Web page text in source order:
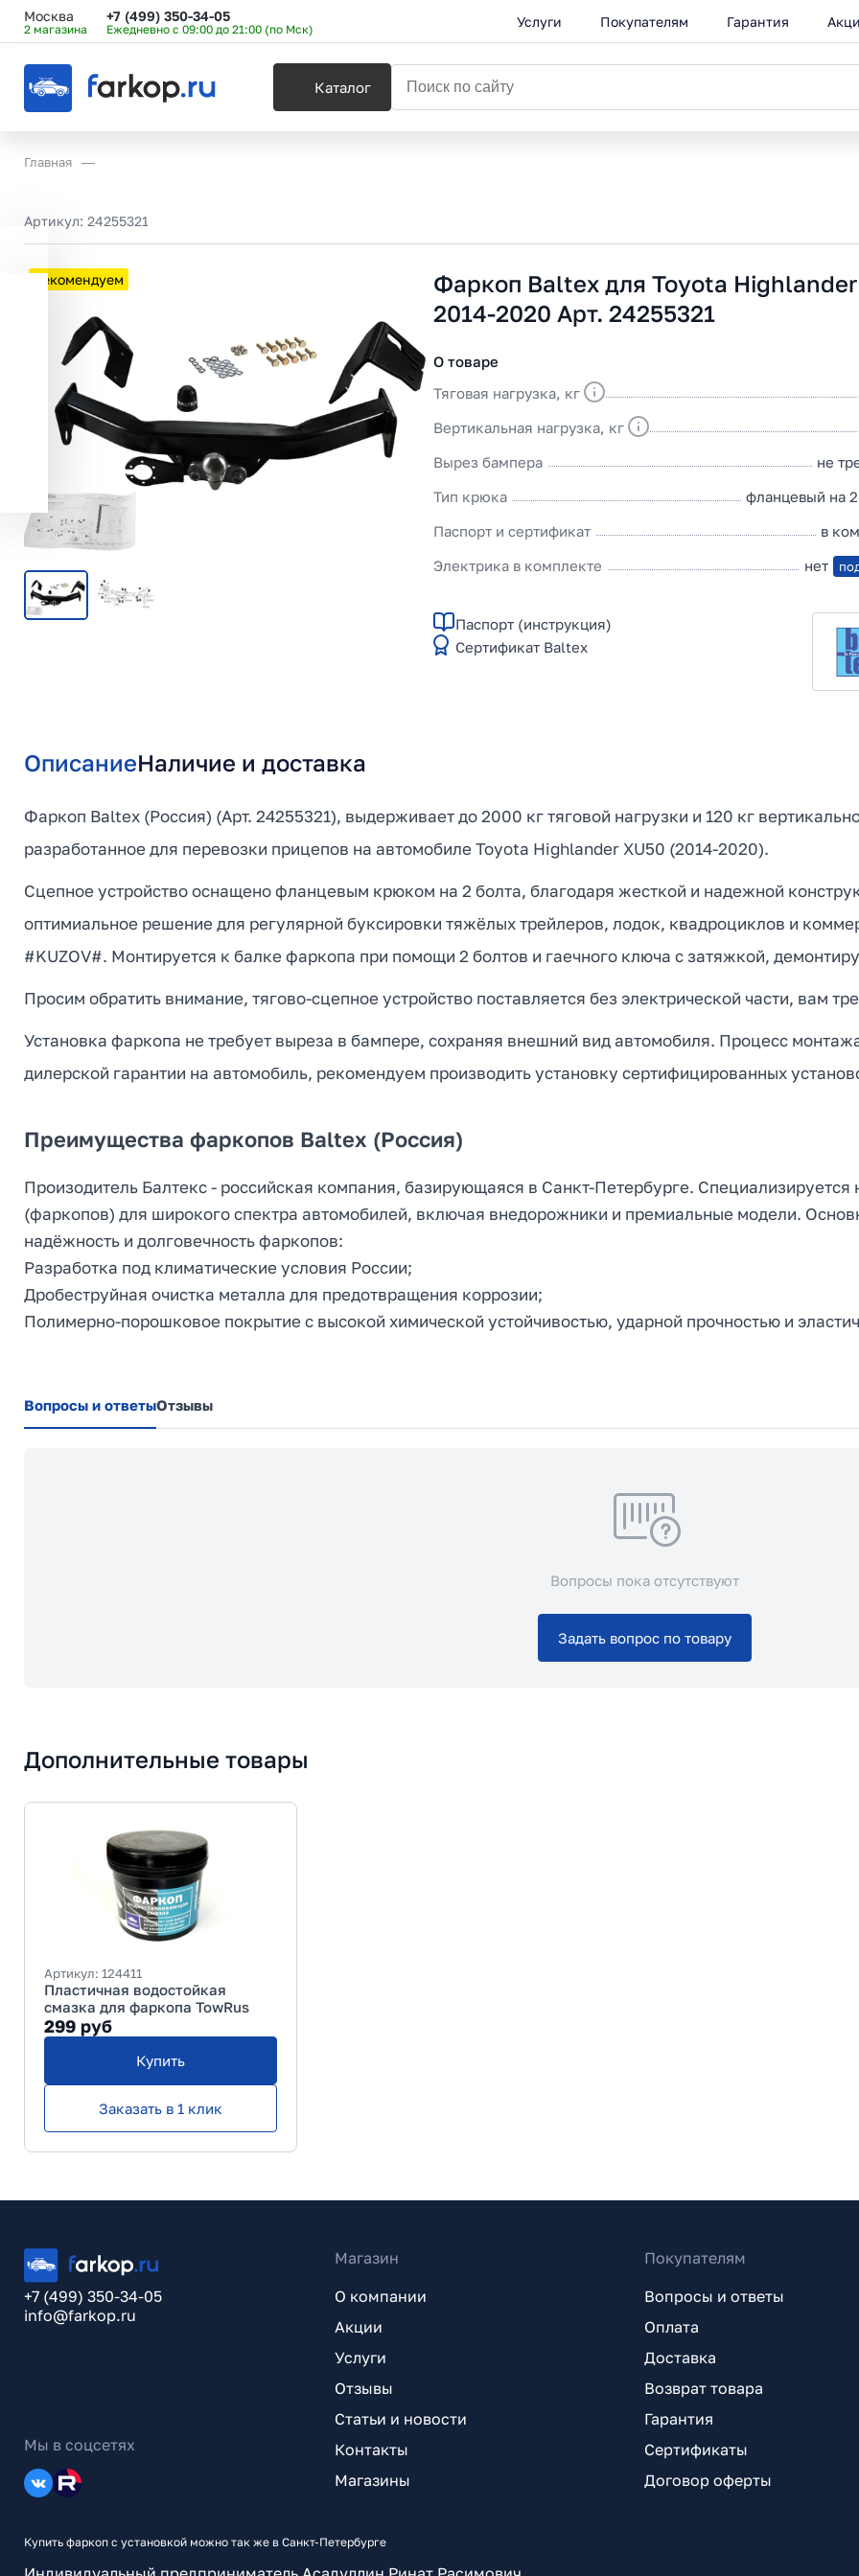
Москва
2 магазина
+7 (499) 350-34-05
Ежедневно с 09:00 до 21:00 (по Мск) Услуги Покупателям Гарантия
Каталог
Главная
Артикул: 24255321
Рекомендуем
Фаркоп Baltex для Toyota Highlander
2014-2020 Арт. 24255321
О товаре
Тяговая нагрузка, кг
Вертикальная нагрузка, кг
Вырез бампера
не
Тип крюка
фланцевый на
Паспорт и сертификат
в
Электрика в комплекте
нет
Паспорт (инструкция)
Сертификат Baltex
ОписаниеНаличие и доставка
Фаркоп Baltex (Россия) (Арт. 24255321), выдерживает до 2000 кг тяговой нагрузки и 120 кг
разработанное для перевозки прицепов на автомобиле Toyota Highlander XU50 (2014-2020).
Сцепное устройство оснащено фланцевым крюком на 2 болта, благодаря жесткой и надежной
оптимиальное решение для регулярной буксировки тяжёлых трейлеров, лодок, квадроциклов и
#KUZOV#. Монтируется к балке фаркопа при помощи 2 болтов и гаечного ключа с затяжкой,
Просим обратить внимание, тягово-сцепное устройство поставляется без электрической части, вам
Установка фаркопа не требует выреза в бампере, сохраняя внешний вид автомобиля. Процесс
дилерской гарантии на автомобиль, рекомендуем производить установку сертифицированных
Преимущества фаркопов Baltex (Россия)
Произодитель Балтекс - российская компания, базирующаяся в Санкт-Петербурге. Специализируется
(фаркопов) для широкого спектра автомобилей, включая внедорожники и премиальные модели.
надёжность и долговечность фаркопов:
Разработка под климатические условия России;
Дробеструйная очистка металла для предотвращения коррозии;
Полимерно-порошковое покрытие с высокой химической устойчивостью, ударной прочностью и
Вопросы и ответыОтзывы
Вопросы пока отсутствуют
Задать вопрос по товару
Дополнительные товары
Артикул: 124411
Пластичная водостойкая
смазка для фаркопа TowRus
299 руб
Купить
Заказать в 1 клик
+7 (499) 350-34-05
info@farkop.ru
Мы в соцсетях
Магазин
О компании
Акции
Услуги
Отзывы
Статьи и новости
Контакты
Магазины
Покупателям
Вопросы и ответы
Оплата
Доставка
Возврат товара
Гарантия
Сертификаты
Договор оферты
Купить фаркоп с установкой можно так же в Санкт-Петербурге